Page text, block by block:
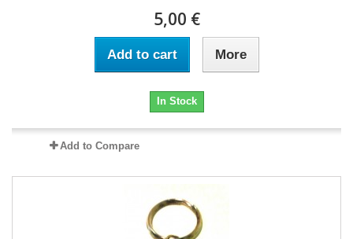
5,00 €
Add to cart More
In Stock
Add to Compare